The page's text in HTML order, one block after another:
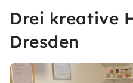
Drei kreative
Dresden